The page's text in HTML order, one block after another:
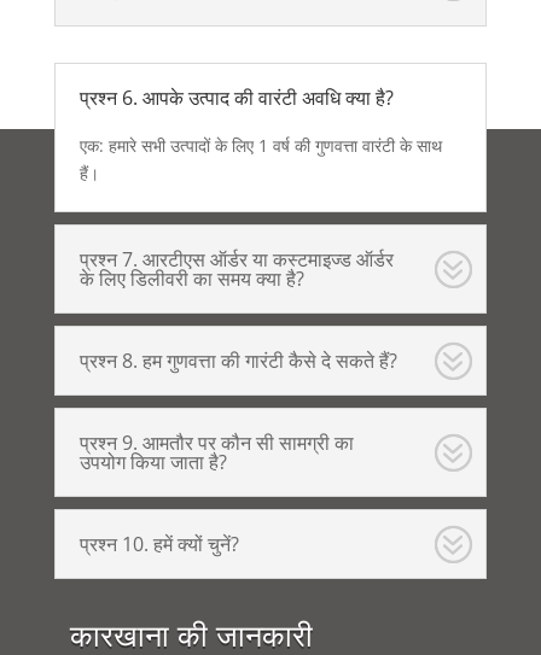
प्रश्न 6. आपके उत्पाद की वारंटी अवधि क्या है?
एक: हमारे सभी उत्पादों के लिए 1 वर्ष की गुणवत्ता वारंटी के साथ
हैं।
प्रश्न 7. आरटीएस ऑर्डर या कस्टमाइज्ड ऑर्डर
के लिए डिलीवरी का समय क्या है?
प्रश्न 8. हम गुणवत्ता की गारंटी कैसे दे सकते हैं?
प्रश्न 9. आमतौर पर कौन सी सामग्री का
उपयोग किया जाता है?
प्रश्न 10. हमें क्यों चुनें?
कारखाना की जानकारी